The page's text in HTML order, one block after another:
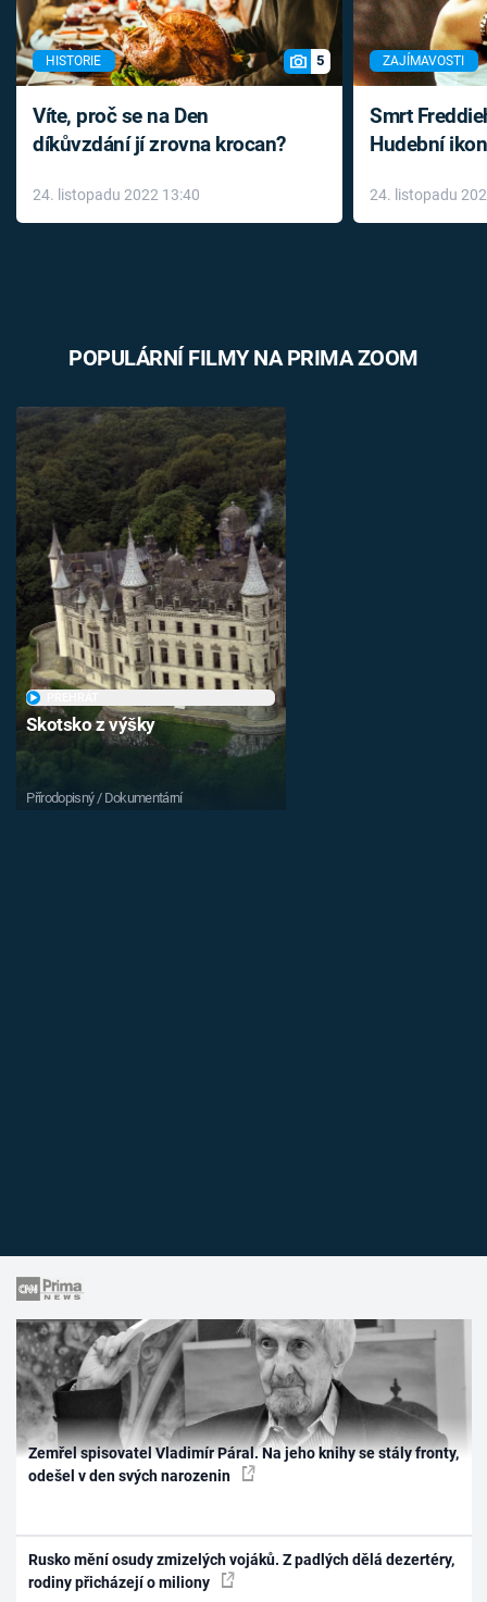
HISTORIE 5
Víte, proč se na Den
díkůvzdání jí zrovna krocan?
24. listopadu 2022 13:40
ZAJÍMAVOSTI
Smrt
Hudební
léky
24. listopadu
POPULÁRNÍ FILMY NA PRIMA ZOOM
Skotsko z výšky
Přírodopisný / Dokumentární
Zemřel spisovatel Vladimír Páral. Na jeho knihy se stály fronty,
odešel v den svých narozenin
Rusko mění osudy zmizelých vojáků. Z padlých dělá dezertéry,
rodiny přicházejí o miliony